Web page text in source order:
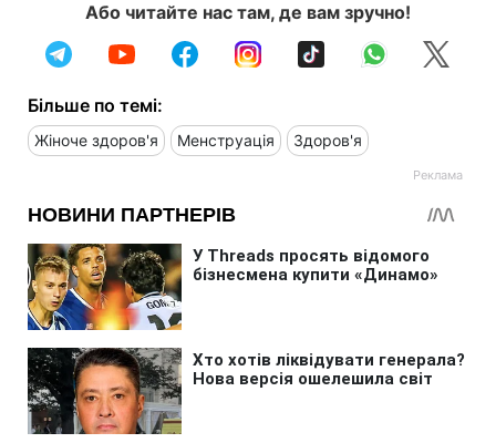
Або читайте нас там, де вам зручно!
Більше по темі:
Жіноче здоров'я Менструація Здоров'я